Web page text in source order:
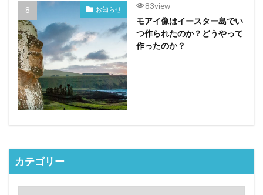
お知らせ 83view
モアイ像はイースター島でい
つ作られたのか？どうやって
作ったのか？
カテゴリー